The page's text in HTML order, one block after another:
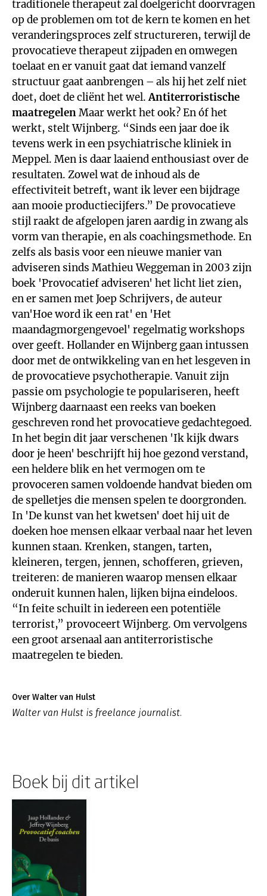
traditionele therapeut zal doelgericht doorvragen
op de problemen om tot de kern te komen en het
veranderingsproces zelf structureren, terwijl de
provocatieve therapeut zijpaden en omwegen
toelaat en er vanuit gaat dat iemand vanzelf
structuur gaat aanbrengen – als hij het zelf niet
doet, doet de cliënt het wel.Antiterroristische
maatregelenMaar werkt het ook? En óf het
werkt, stelt Wijnberg. “Sinds een jaar doe ik
tevens werk in een psychiatrische kliniek in
Meppel. Men is daar laaiend enthousiast over de
resultaten. Zowel wat de inhoud als de
effectiviteit betreft, want ik lever een bijdrage
aan mooie productiecijfers.” De provocatieve
stijl raakt de afgelopen jaren aardig in zwang als
vorm van therapie, en als coachingsmethode. En
zelfs als basis voor een nieuwe manier van
adviseren sinds Mathieu Weggeman in 2003 zijn
boek 'Provocatief adviseren' het licht liet zien,
en er samen met Joep Schrijvers, de auteur
van'Hoe word ik een rat' en 'Het
maandagmorgengevoel' regelmatig workshops
over geeft. Hollander en Wijnberg gaan intussen
door met de ontwikkeling van en het lesgeven in
de provocatieve psychotherapie. Vanuit zijn
passie om psychologie te populariseren, heeft
Wijnberg daarnaast een reeks van boeken
geschreven rond het provocatieve gedachtegoed.
In het begin dit jaar verschenen 'Ik kijk dwars
door je heen' beschrijft hij hoe gezond verstand,
een heldere blik en het vermogen om te
provoceren samen voldoende handvat bieden om
de spelletjes die mensen spelen te doorgronden.
In 'De kunst van het kwetsen' doet hij uit de
doeken hoe mensen elkaar verbaal naar het leven
kunnen staan. Krenken, stangen, tarten,
kleineren, tergen, jennen, schofferen, grieven,
treiteren: de manieren waarop mensen elkaar
onderuit kunnen halen, lijken bijna eindeloos.
“In feite schuilt in iedereen een potentiële
terrorist,” provoceert Wijnberg. Om vervolgens
een groot arsenaal aan antiterroristische
maatregelen te bieden.
Over Walter van Hulst
Walter van Hulst is freelance journalist.
Boek bij dit artikel